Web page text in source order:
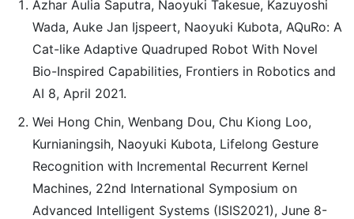
Azhar Aulia Saputra, Naoyuki Takesue, Kazuyoshi
Wada, Auke Jan Ijspeert, Naoyuki Kubota, AQuRo: A
Cat-like Adaptive Quadruped Robot With Novel
Bio-Inspired Capabilities, Frontiers in Robotics and
AI 8, April 2021.
Wei Hong Chin, Wenbang Dou, Chu Kiong Loo,
Kurnianingsih, Naoyuki Kubota, Lifelong Gesture
Recognition with Incremental Recurrent Kernel
Machines, 22nd International Symposium on
Advanced Intelligent Systems (ISIS2021), June 8-